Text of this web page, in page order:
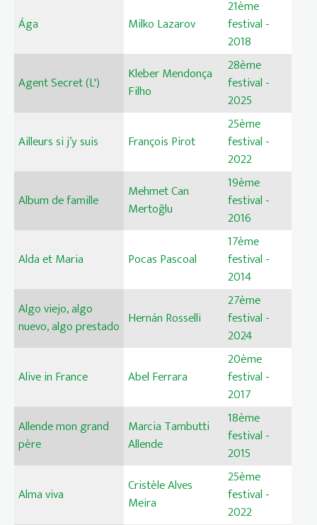
Ága Milko Lazarov
21ème
festival -
2018
Agent Secret (L')
Kleber Mendonça
Filho
28ème
festival -
2025
Ailleurs si j’y suis François Pirot
25ème
festival -
2022
Album de famille
Mehmet Can
Mertoğlu
19ème
festival -
2016
Alda et Maria Pocas Pascoal
17ème
festival -
2014
Algo viejo, algo
nuevo, algo prestado Hernán Rosselli
27ème
festival -
2024
Alive in France Abel Ferrara
20ème
festival -
2017
Allende mon grand
père
Marcia Tambutti
Allende
18ème
festival -
2015
Alma viva
Cristèle Alves
Meira
25ème
festival -
2022